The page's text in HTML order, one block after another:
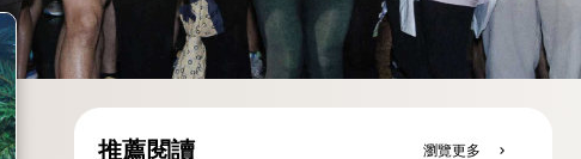
推薦閱讀 瀏覽更多 chevron_right